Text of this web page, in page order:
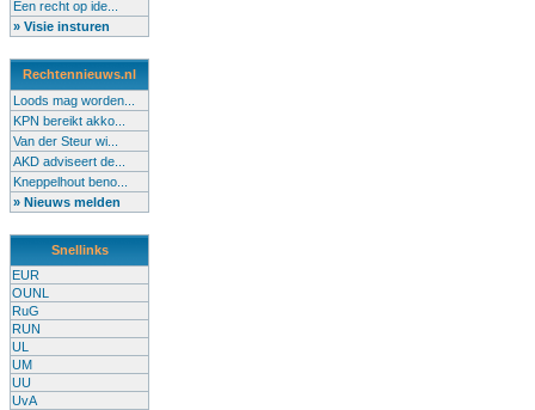
Een recht op ide...
» Visie insturen
Rechtennieuws.nl
Loods mag worden...
KPN bereikt akko...
Van der Steur wi...
AKD adviseert de...
Kneppelhout beno...
» Nieuws melden
Snellinks
EUR
OUNL
RuG
RUN
UL
UM
UU
UvA